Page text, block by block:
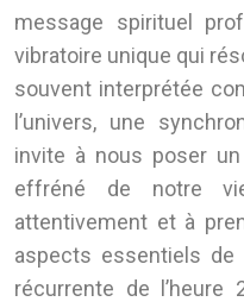
message spirituel
vibratoire unique qui
souvent interprétée
l’univers, une
invite à nous poser
effréné de notre
attentivement et à
aspects essentiels de
récurrente de l’heure